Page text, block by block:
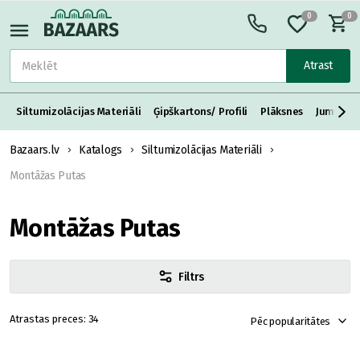
Atrast
0 0
Siltumizolācijas Materiāli Ģipškartons/ Profili Plāksnes Jumta
Bazaars.lv Katalogs
Siltumizolācijas Materiāli
Montāžas Putas
Montāžas Putas
Filtrs
34 Pēc popularitātes